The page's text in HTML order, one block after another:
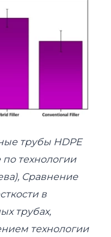
трубы HDPE
технологии
Сравнение
в
трубах,
технологии